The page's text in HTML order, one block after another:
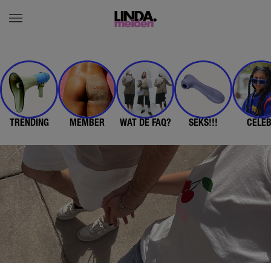
TRENDING MEMBER WAT DE FAQ? SEKS!!!